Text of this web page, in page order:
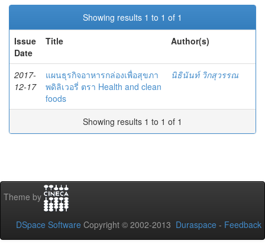
Showing results 1 to 1 of 1
Issue
Date
Title Author(s)
2017-
12-17
แผนธุรกิจอาหารกล่องเพื่อสุขภา
พดิลิเวอรี่ ตรา Health and clean
foods
นิธินันท์ วิกสุวรรณ
Showing results 1 to 1 of 1
Theme by
DSpace Software Copyright © 2002-2013 Duraspace - Feedback